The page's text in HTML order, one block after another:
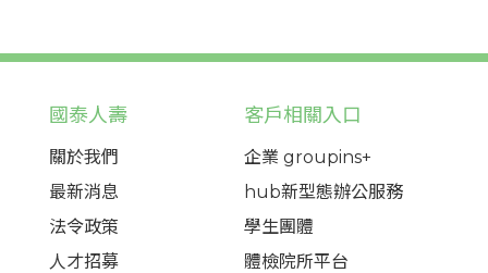
國泰人壽
關於我們
最新消息
法令政策
人才招募
客戶相關入口
企業 groupins+
hub新型態辦公服務
學生團體
體檢院所平台